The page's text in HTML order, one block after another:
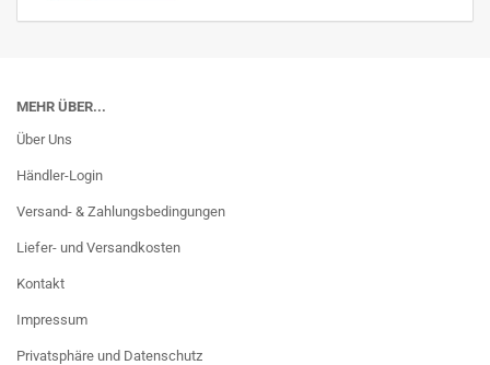
MEHR ÜBER...
Über Uns
Händler-Login
Versand- & Zahlungsbedingungen
Liefer- und Versandkosten
Kontakt
Impressum
Privatsphäre und Datenschutz